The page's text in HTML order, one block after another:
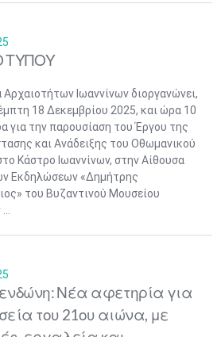
ΤΥΠΟΥ
Αρχαιοτήτων Ιωαννίνων διοργανώνει,
18 Δεκεμβρίου 2025, και ώρα 10
για την παρουσίαση του Έργου της
και Ανάδειξης του Οθωμανικού
Κάστρο Ιωαννίνων, στην Αίθουσα
Εκδηλώσεων «Δημήτρης
του Βυζαντινού Μουσείου
Νέα αφετηρία για
του 21ου αιώνα, με